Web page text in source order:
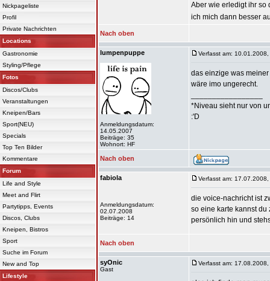
Nickpageliste
Profil
Private Nachrichten
Locations
Gastronomie
Styling/Pflege
Fotos
Discos/Clubs
Veranstaltungen
Kneipen/Bars
Sport(NEU)
Specials
Top Ten Bilder
Kommentare
Forum
Life and Style
Meet and Flirt
Partytipps, Events
Discos, Clubs
Kneipen, Bistros
Sport
Suche im Forum
New and Top
Lifestyle
Aber wie erledigt ihr so
ich mich dann besser
Nach oben
lumpenpuppe
Anmeldungsdatum:
14.05.2007
Beiträge: 35
Wohnort: HF
Verfasst am:
das einzige was
wäre imo ungerecht.
*Niveau sieht nur von
:'D
Nach oben
fabiola
Anmeldungsdatum:
02.07.2008
Beiträge: 14
Verfasst am:
die voice-nachricht ist
so eine karte kannst
persönlich hin und
Nach oben
syOnic
Gast
Verfasst am: